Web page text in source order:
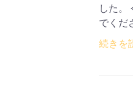
した。
でくだ
続きを